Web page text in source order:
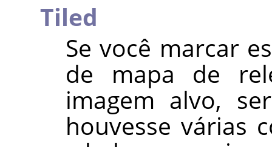
Tiled
Se você marcar
de mapa de
imagem alvo,
houvesse várias